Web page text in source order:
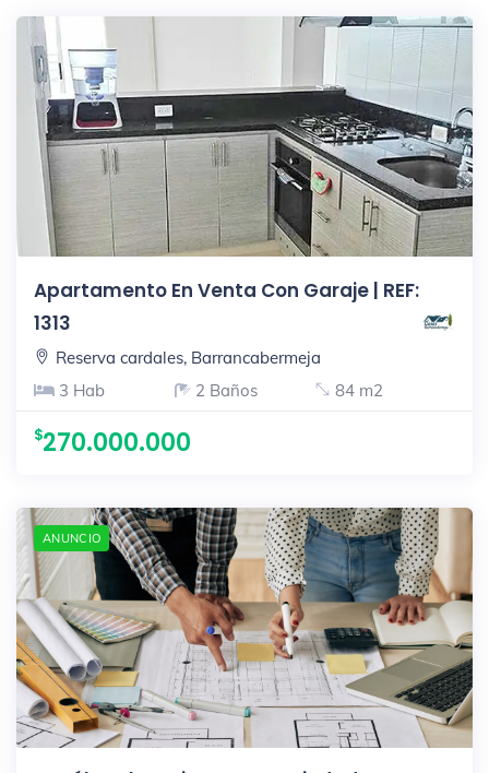
Apartamento En Venta Con Garaje | REF:
1313
Reserva cardales, Barrancabermeja
3 Hab
2 Baños 84 m2
270.000.000
ANUNCIO